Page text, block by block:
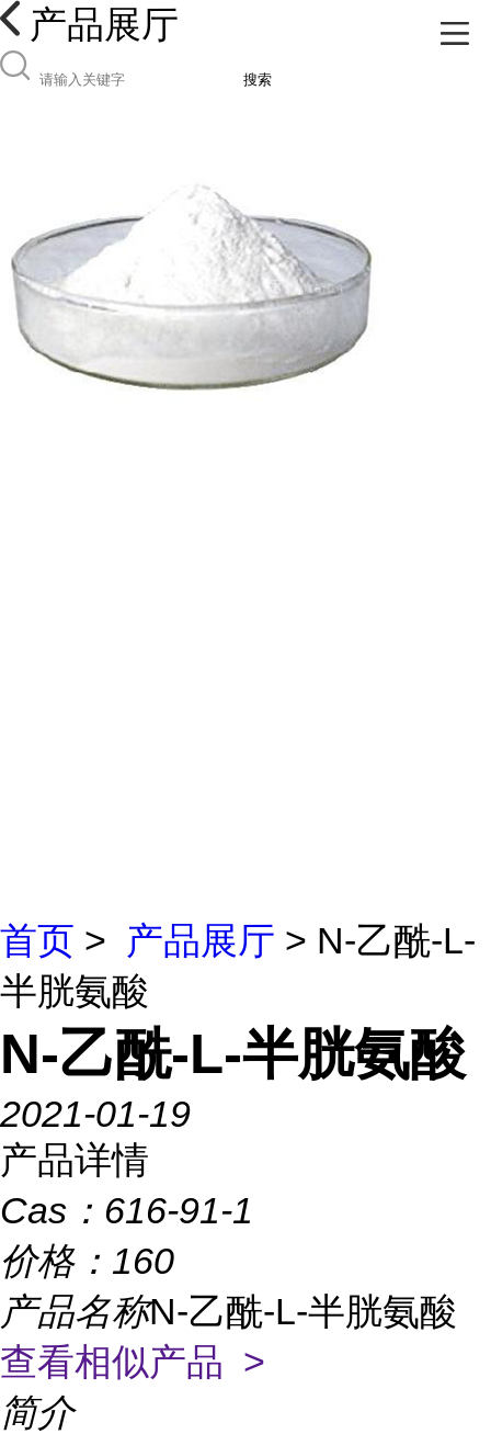
产品展厅
搜索
首页 > 产品展厅 > N-乙酰-L-
半胱氨酸
N-乙酰-L-半胱氨酸
2021-01-19
产品详情
Cas： 616-91-1
价格： 160
产品名称N-乙酰-L-半胱氨酸
查看相似产品 >
简介